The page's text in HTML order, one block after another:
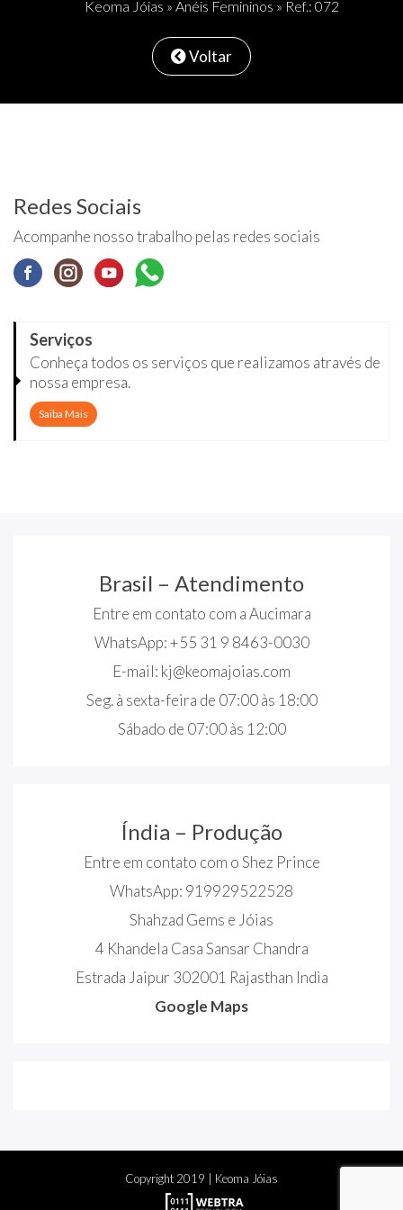
Keoma Jóias » Anéis Femininos » Ref.: 072
Voltar
Redes Sociais
Acompanhe nosso trabalho pelas redes sociais
Serviços
Conheça todos os serviços que realizamos através de
nossa empresa.
Saiba Mais
Brasil – Atendimento
Entre em contato com a Aucimara
WhatsApp: +55 31 9 8463-0030
E-mail: kj@keomajoias.com
Seg. à sexta-feira de 07:00 às 18:00
Sábado de 07:00 às 12:00
Índia – Produção
Entre em contato com o Shez Prince
WhatsApp: 919929522528
Shahzad Gems e Jóias
4 Khandela Casa Sansar Chandra
Estrada Jaipur 302001 Rajasthan India
Google Maps
Copyright 2019 | Keoma Jóias